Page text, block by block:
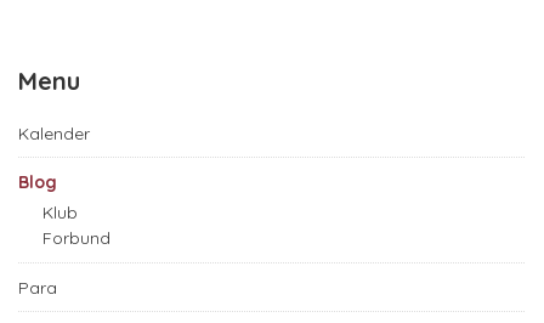
Menu
Kalender
Blog
Klub
Forbund
Para